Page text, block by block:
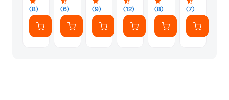
(8) (6) (9) (12) (8) (7)